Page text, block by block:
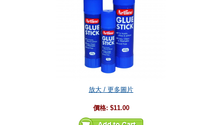
放大 / 更多圖片
價格: $11.00